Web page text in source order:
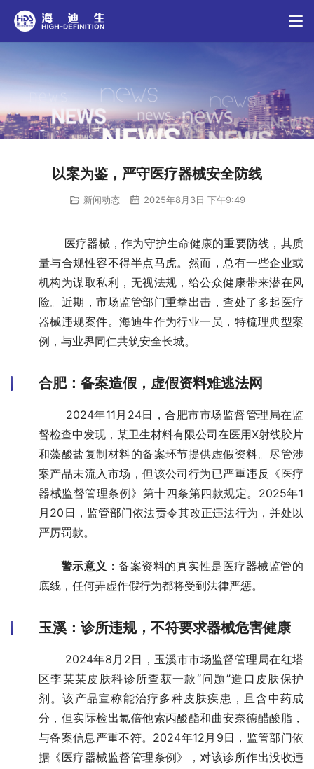
以案为鉴，严守医疗器械安全防线
新闻动态 2025年8月3日 下午9:49
医疗器械，作为守护生命健康的重要防线，其质
量与合规性容不得半点马虎。然而，总有一些企业或
机构为谋取私利，无视法规，给公众健康带来潜在风
险。近期，市场监管部门重拳出击，查处了多起医疗
器械违规案件。海迪生作为行业一员，特梳理典型案
例，与业界同仁共筑安全长城。
合肥：备案造假，虚假资料难逃法网
2024年11月24日，合肥市市场监督管理局在监
督检查中发现，某卫生材料有限公司在医用X射线胶片
和藻酸盐复制材料的备案环节提供虚假资料。尽管涉
案产品未流入市场，但该公司行为已严重违反《医疗
器械监督管理条例》第十四条第四款规定。2025年1
月20日，监管部门依法责令其改正违法行为，并处以
严厉罚款。
警示意义：备案资料的真实性是医疗器械监管的
底线，任何弄虚作假行为都将受到法律严惩。
玉溪：诊所违规，不符要求器械危害健康
2024年8月2日，玉溪市市场监督管理局在红塔
区李某某皮肤科诊所查获一款“问题”造口皮肤保护
剂。该产品宣称能治疗多种皮肤疾患，且含中药成
分，但实际检出氯倍他索丙酸酯和曲安奈德醋酸脂，
与备案信息严重不符。2024年12月9日，监管部门依
据《医疗器械监督管理条例》，对该诊所作出没收违